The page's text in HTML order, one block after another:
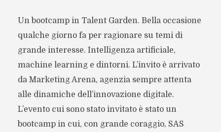
Un bootcamp in Talent Garden. Bella occasione
qualche giorno fa per ragionare su temi di
grande interesse. Intelligenza artificiale,
machine learning e dintorni. L’invito è arrivato
da Marketing Arena, agenzia sempre attenta
alle dinamiche dell’innovazione digitale.
L’evento cui sono stato invitato è stato un
bootcamp in cui, con grande coraggio, SAS